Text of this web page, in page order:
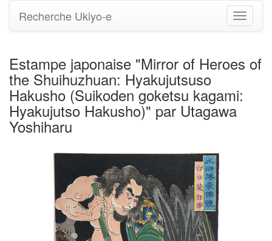
Basculer
la
Recherche Ukiyo-e
Estampe japonaise "Mirror of Heroes of
the Shuihuzhuan: Hyakujutsuso
Hakusho (Suikoden goketsu kagami:
Hyakujutso Hakusho)" par Utagawa
Yoshiharu